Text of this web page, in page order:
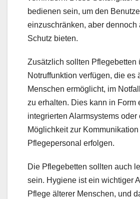
bedienen sein, um den
einzuschränken, aber dennoch
Schutz bieten.
Zusätzlich sollten Pflegebetten
Notruffunktion verfügen, die es
Menschen ermöglicht, im
zu erhalten. Dies kann in Form
integrierten Alarmsystems oder
Möglichkeit zur
Pflegepersonal erfolgen.
Die Pflegebetten sollten auch
sein. Hygiene ist ein wichtiger
Pflege älterer Menschen, und